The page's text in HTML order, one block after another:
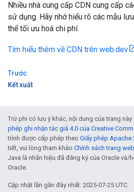
Nhiều nhà cung cấp CDN cung cấp
sử dụng. Hãy nhớ hiểu rõ các mẫu
thể tối ưu hoá chi phí.
Tìm hiểu thêm về CDN trên web.dev
Trước
Kết xuất
Trừ phi có lưu ý khác, nội dung của trang
phép ghi nhận tác giả 4.0 của Creative
trình được cấp phép theo Giấy phép Apache
tiết, vui lòng tham khảo Chính sách trang
Java là nhãn hiệu đã đăng ký của Oracle và/
Oracle.
Cập nhật lần gần đây nhất: 2025-07-25 UTC.